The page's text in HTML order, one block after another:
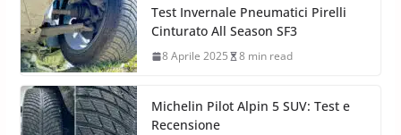
Test Invernale Pneumatici Pirelli
Cinturato All Season SF3
8 Aprile 2025 8 min read
Michelin Pilot Alpin 5 SUV: Test e
Recensione